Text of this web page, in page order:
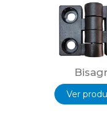
Ver